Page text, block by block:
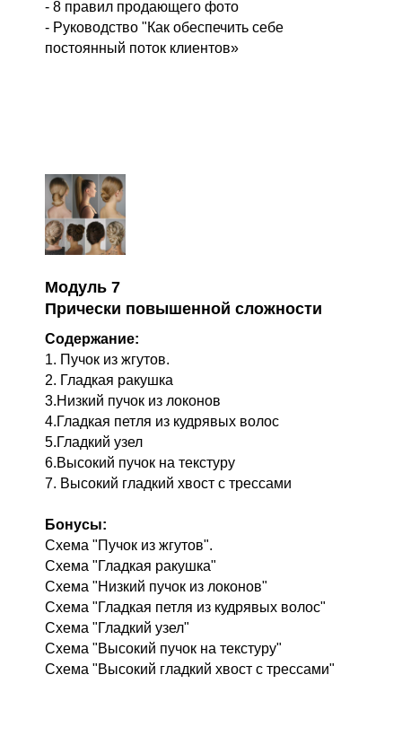
- 8 правил продающего фото
- Руководство "Как обеспечить себе
постоянный поток клиентов»
Модуль 7
Прически повышенной сложности
Содержание:
1. Пучок из жгутов.
2. Гладкая ракушка
3.Низкий пучок из локонов
4.Гладкая петля из кудрявых волос
5.Гладкий узел
6.Высокий пучок на текстуру
7. Высокий гладкий хвост с трессами
Бонусы:
Схема "Пучок из жгутов".
Схема "Гладкая ракушка"
Схема "Низкий пучок из локонов"
Схема "Гладкая петля из кудрявых волос"
Схема "Гладкий узел"
Схема "Высокий пучок на текстуру"
Схема "Высокий гладкий хвост с трессами"